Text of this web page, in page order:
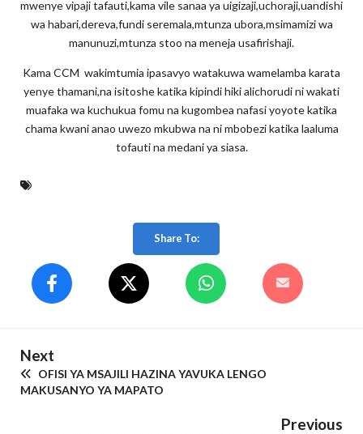
mwenye vipaji tafauti,kama vile sanaa ya uigizaji,uchoraji,uandishi
wa habari,dereva,fundi seremala,mtunza ubora,msimamizi wa
manunuzi,mtunza stoo na meneja usafirishaji.
Kama CCM wakimtumia ipasavyo watakuwa wamelamba karata
yenye thamani,na isitoshe katika kipindi hiki alichorudi ni wakati
muafaka wa kuchukua fomu na kugombea nafasi yoyote katika
chama kwani anao uwezo mkubwa na ni mbobezi katika laaluma
tofauti na medani ya siasa.
Share To:
Next
OFISI YA MSAJILI HAZINA YAVUKA LENGO
MAKUSANYO YA MAPATO
Previous